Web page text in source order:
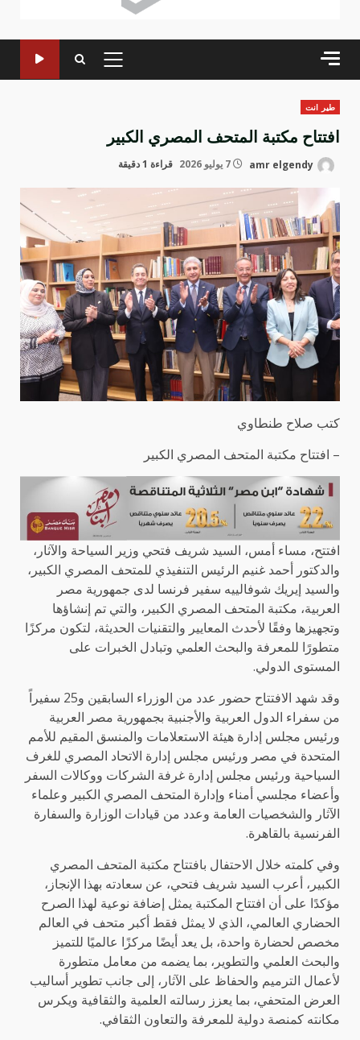
القائمة
الرئيسية
طير انت
افتتاح مكتبة المتحف المصري الكبير
قراءة 1 دقيقة
كتب صلاح طنطاوي
– افتتاح مكتبة المتحف المصري الكبير
افتتح، مساء أمس، السيد شريف فتحي وزير السياحة والآثار،
والدكتور أحمد غنيم الرئيس التنفيذي للمتحف المصري الكبير،
والسيد إيريك شوفالييه سفير فرنسا لدى جمهورية مصر
العربية، مكتبة المتحف المصري الكبير، والتي تم إنشاؤها
وتجهيزها وفقًا لأحدث المعايير والتقنيات الحديثة، لتكون مركزًا
متطورًا للمعرفة والبحث العلمي وتبادل الخبرات على
المستوى الدولي.
وقد شهد الافتتاح حضور عدد من الوزراء السابقين و25 سفيراً
من سفراء الدول العربية والأجنبية بجمهورية مصر العربية
ورئيس مجلس إدارة هيئة الاستعلامات والمنسق المقيم للأمم
المتحدة في مصر ورئيس مجلس إدارة الاتحاد المصري للغرف
السياحية ورئيس مجلس إدارة غرفة الشركات ووكالات السفر
وأعضاء مجلسي أمناء وإدارة المتحف المصري الكبير وعلماء
الآثار والشخصيات العامة وعدد من قيادات الوزارة والسفارة
الفرنسية بالقاهرة.
وفي كلمته خلال الاحتفال بافتتاح مكتبة المتحف المصري
الكبير، أعرب السيد شريف فتحي، عن سعادته بهذا الإنجاز،
مؤكدًا على أن افتتاح المكتبة يمثل إضافة نوعية لهذا الصرح
الحضاري العالمي، الذي لا يمثل فقط أكبر متحف في العالم
مخصص لحضارة واحدة، بل يعد أيضًا مركزًا عالميًا للتميز
والبحث العلمي والتطوير، بما يضمه من معامل متطورة
لأعمال الترميم والحفاظ على الآثار، إلى جانب تطوير أساليب
العرض المتحفي، بما يعزز رسالته العلمية والثقافية ويكرس
مكانته كمنصة دولية للمعرفة والتعاون الثقافي.